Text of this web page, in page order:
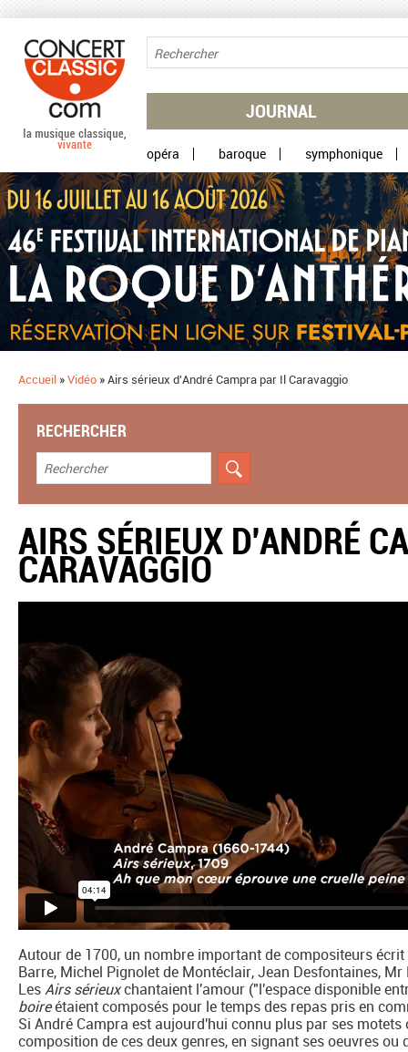
JOURNAL
opéra baroque symphonique
Accueil »Vidéo »Airs sérieux d'André Campra par Il Caravaggio
RECHERCHER
AIRS SÉRIEUX D'ANDRÉ
CARAVAGGIO
Autour de 1700, un nombre important de compositeurs
Barre, Michel Pignolet de Montéclair, Jean Desfontaines,
LesAirs sérieuxchantaient l'amour ("l'espace disponible
boireétaient composés pour le temps des repas pris en
Si André Campra est aujourd'hui connu plus par ses
composition de ces deux genres, en signant ses oeuvres ou